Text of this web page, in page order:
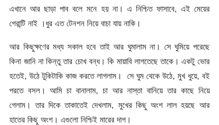
এখানে আর ছাড়া পাব বলে মনে হয় না। এ নিশ্চিত ফাসাবে, এই মেয়ের
গেরান্টি নাই ।ধুর এত টেনশন নিয়ে বাচা যায় নাকি।
আর কিছুক্ষণের মধ্য সকাল হবে তাই আর ঘুমালাম না। সে ঘুমিয়ে পরেছে
কিনা জানি না কিন্তু তার চোখ বন্ধ। কি মায়াবি লাগতেছে তাকে। একটু ভোর
হতেই, উঠে টুকিটাকি কাজ করতে লাগলাম। সে ঘুম থেকে উঠে, মুখ ধুয়ে, বই
পরতে বসল। আমি চা বানালাম, চা আর নাস্তা বানিয়ে তার কাছে নিয়ে
গেলাম। তার দিকে তাকাতেই দেখলাম, মুখের কিছু অংশ লাল হয়ছে আর
হাতের কিছু অংশ। এগুলো নিশ্চিই মারের দাগ।